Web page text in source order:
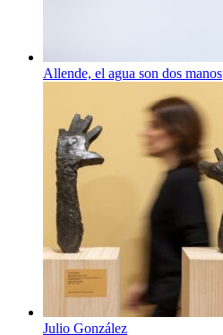
Allende, el agua son dos manos
Julio González